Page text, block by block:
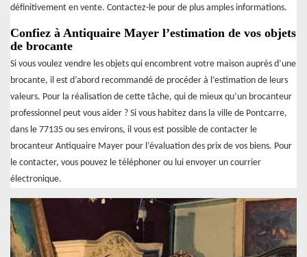
définitivement en vente. Contactez-le pour de plus amples informations.
Confiez à Antiquaire Mayer l’estimation de vos objets
de brocante
Si vous voulez vendre les objets qui encombrent votre maison auprès d’une
brocante, il est d’abord recommandé de procéder à l’estimation de leurs
valeurs. Pour la réalisation de cette tâche, qui de mieux qu’un brocanteur
professionnel peut vous aider ? Si vous habitez dans la ville de Pontcarre,
dans le 77135 ou ses environs, il vous est possible de contacter le
brocanteur Antiquaire Mayer pour l’évaluation des prix de vos biens. Pour
le contacter, vous pouvez le téléphoner ou lui envoyer un courrier
électronique.